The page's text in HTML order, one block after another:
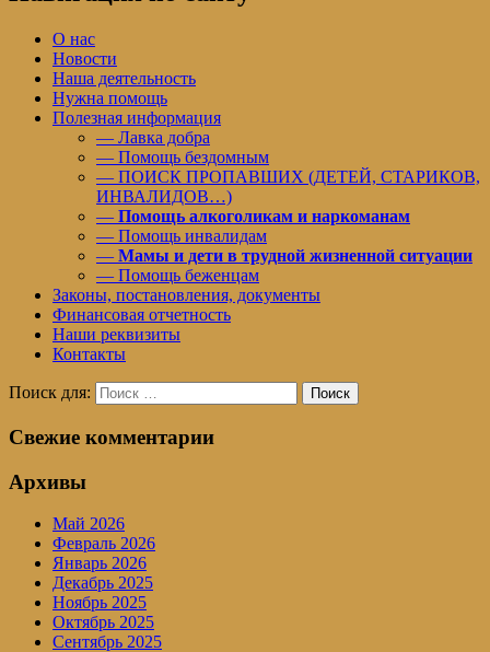
О нас
Новости
Наша деятельность
Нужна помощь
Полезная информация
— Лавка добра
— Помощь бездомным
— ПОИСК ПРОПАВШИХ (ДЕТЕЙ, СТАРИКОВ,
ИНВАЛИДОВ…)
— Помощь алкоголикам и наркоманам
— Помощь инвалидам
— Мамы и дети в трудной жизненной ситуации
— Помощь беженцам
Законы, постановления, документы
Финансовая отчетность
Наши реквизиты
Контакты
Поиск для: Поиск
Свежие комментарии
Архивы
Май 2026
Февраль 2026
Январь 2026
Декабрь 2025
Ноябрь 2025
Октябрь 2025
Сентябрь 2025